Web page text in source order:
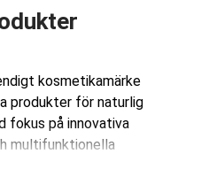
kosmetikamärke
produkter för naturlig
fokus på innovativa
multifunktionella